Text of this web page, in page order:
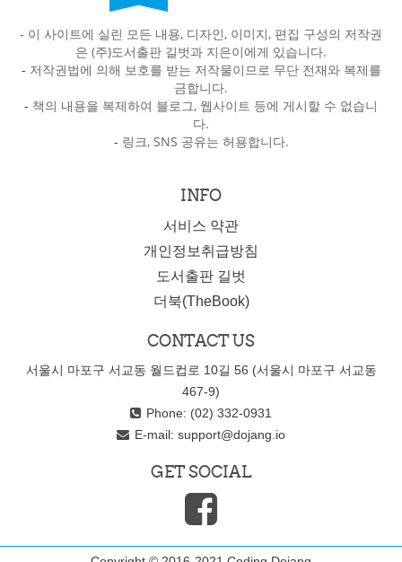
- 이 사이트에 실린 모든 내용, 디자인, 이미지, 편집 구성의 저작권
은 (주)도서출판 길벗과 지은이에게 있습니다.
- 저작권법에 의해 보호를 받는 저작물이므로 무단 전재와 복제를
금합니다.
- 책의 내용을 복제하여 블로그, 웹사이트 등에 게시할 수 없습니
다.
- 링크, SNS 공유는 허용합니다.
INFO
서비스 약관
개인정보취급방침
도서출판 길벗
더북(TheBook)
CONTACT US
서울시 마포구 서교동 월드컵로 10길 56 (서울시 마포구 서교동
467-9)
Phone: (02) 332-0931
E-mail: support@dojang.io
GET SOCIAL